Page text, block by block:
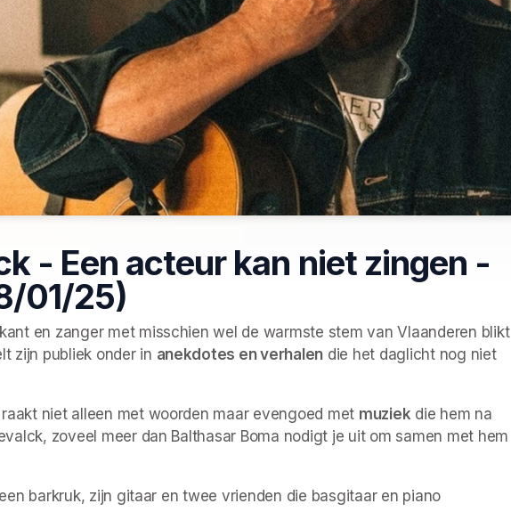
- Een acteur kan niet zingen -
01/25)
en zanger met misschien wel de warmste stem van Vlaanderen blikt
zijn publiek onder in anekdotes en verhalen die het daglicht nog niet
niet alleen met woorden maar evengoed met muziek die hem na
zoveel meer dan Balthasar Boma nodigt je uit om samen met hem
barkruk, zijn gitaar en twee vrienden die basgitaar en piano